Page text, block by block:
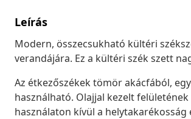
Leírás
Modern, összecsukható kültéri
verandájára. Ez a kültéri szék szett
Az étkezőszékek tömör akácfából,
használható. Olajjal kezelt
használaton kívül a